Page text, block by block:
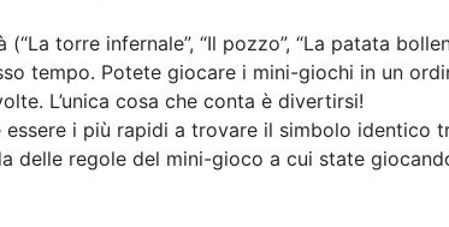
torre infernale”, “Il pozzo”, “La patata
tempo. Potete giocare i mini-giochi in un
L’unica cosa che conta è divertirsi!
i più rapidi a trovare il simbolo identico
delle regole del mini-gioco a cui state